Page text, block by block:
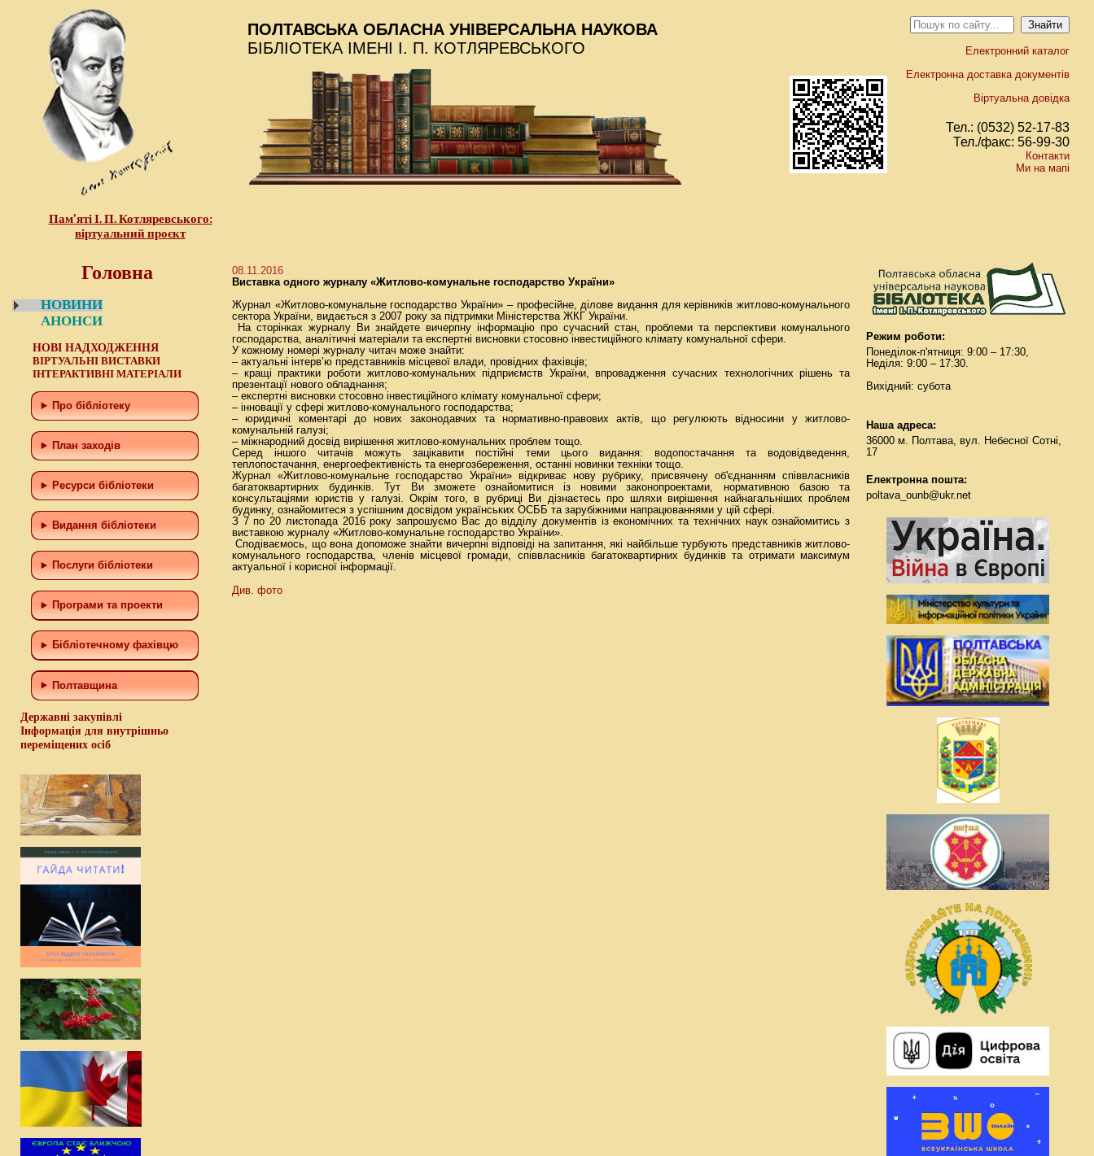
Пам’яті І. П. Котляревського:
віртуальний проєкт
ПОЛТАВСЬКА ОБЛАСНА УНІВЕРСАЛЬНА НАУКОВА
БІБЛІОТЕКА ІМЕНІ І. П. КОТЛЯРЕВСЬКОГО
Електронний каталог
Електронна доставка документів
Віртуальна довідка
Тел.: (0532) 52-17-83
Тел./факс: 56-99-30
Контакти
Ми на мапі
Головна
НОВИНИ
АНОНСИ
НОВІ НАДХОДЖЕННЯ
ВІРТУАЛЬНІ ВИСТАВКИ
ІНТЕРАКТИВНІ МАТЕРІАЛИ
Про бібліотеку
План заходів
Ресурси бібліотеки
Видання бібліотеки
Послуги бібліотеки
Програми та проекти
Бiблiотечному фахiвцю
Полтавщина
Державні закупівлі
Інформація для внутрішньо
переміщених осіб
08.11.2016
Виставка одного журналу «Житлово-комунальне господарство України»
Журнал «Житлово-комунальне господарство України» – професійне, ділове видання для керівників житлово-комунального
сектора України, видається з 2007 року за підтримки Міністерства ЖКГ України.
На сторінках журналу Ви знайдете вичерпну інформацію про сучасний стан, проблеми та перспективи комунального
господарства, аналітичні матеріали та експертні висновки стосовно інвестиційного клімату комунальної сфери.
У кожному номері журналу читач може знайти:
– актуальні інтерв’ю представників місцевої влади, провідних фахівців;
– кращі практики роботи житлово-комунальних підприємств України, впровадження сучасних технологічних рішень та
презентації нового обладнання;
– експертні висновки стосовно інвестиційного клімату комунальної сфери;
– інновації у сфері житлово-комунального господарства;
– юридичні коментарі до нових законодавчих та нормативно-правових актів, що регулюють відносини у житлово-
комунальній галузі;
– міжнародний досвід вирішення житлово-комунальних проблем тощо.
Серед іншого читачів можуть зацікавити постійні теми цього видання: водопостачання та водовідведення,
теплопостачання, енергоефективність та енергозбереження, останні новинки техніки тощо.
Журнал «Житлово-комунальне господарство України» відкриває нову рубрику, присвячену об'єднанням співвласників
багатоквартирних будинків. Тут Ви зможете ознайомитися із новими законопроектами, нормативною базою та
консультаціями юристів у галузі. Окрім того, в рубриці Ви дізнаєтесь про шляхи вирішення найнагальніших проблем
будинку, ознайомитеся з успішним досвідом українських ОСББ та зарубіжними напрацюваннями у цій сфері.
З 7 по 20 листопада 2016 року запрошуємо Вас до відділу документів із економічних та технічних наук ознайомитись з
виставкою журналу «Житлово-комунальне господарство України».
Сподіваємось, що вона допоможе знайти вичерпні відповіді на запитання, які найбільше турбують представників житлово-
комунального господарства, членів місцевої громади, співвласників багатоквартирних будинків та отримати максимум
актуальної і корисної інформації.
Див. фото
Режим роботи:
Понеділок-п'ятниця: 9:00 – 17:30,
Неділя: 9:00 – 17:30.
Вихідний: субота
Наша адреса:
36000 м. Полтава, вул. Небесної Сотні,
17
Електронна пошта:
poltava_ounb@ukr.net